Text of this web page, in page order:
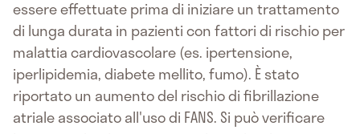
essere effettuate prima di iniziare un trattamento
di lunga durata in pazienti con fattori di rischio per
malattia cardiovascolare (es. ipertensione,
iperlipidemia, diabete mellito, fumo). È stato
riportato un aumento del rischio di fibrillazione
atriale associato all'uso di FANS. Si può verificare